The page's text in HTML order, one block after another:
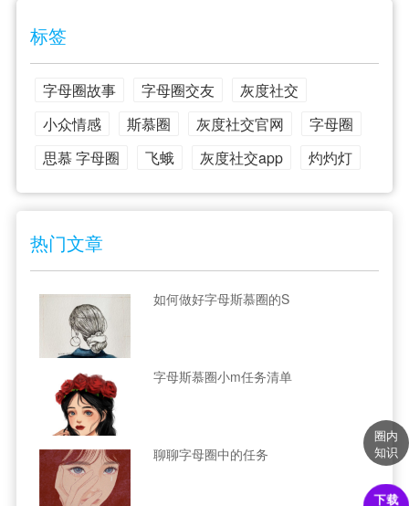
标签
字母圈故事 字母圈交友
灰度社交
小众情感
斯慕圈 灰度社交官网
字母圈
思慕 字母圈
飞蛾 灰度社交app 灼灼灯
热门文章
如何做好字母斯慕圈的S
字母斯慕圈小m任务清单
聊聊字母圈中的任务
圈内
知识
下载